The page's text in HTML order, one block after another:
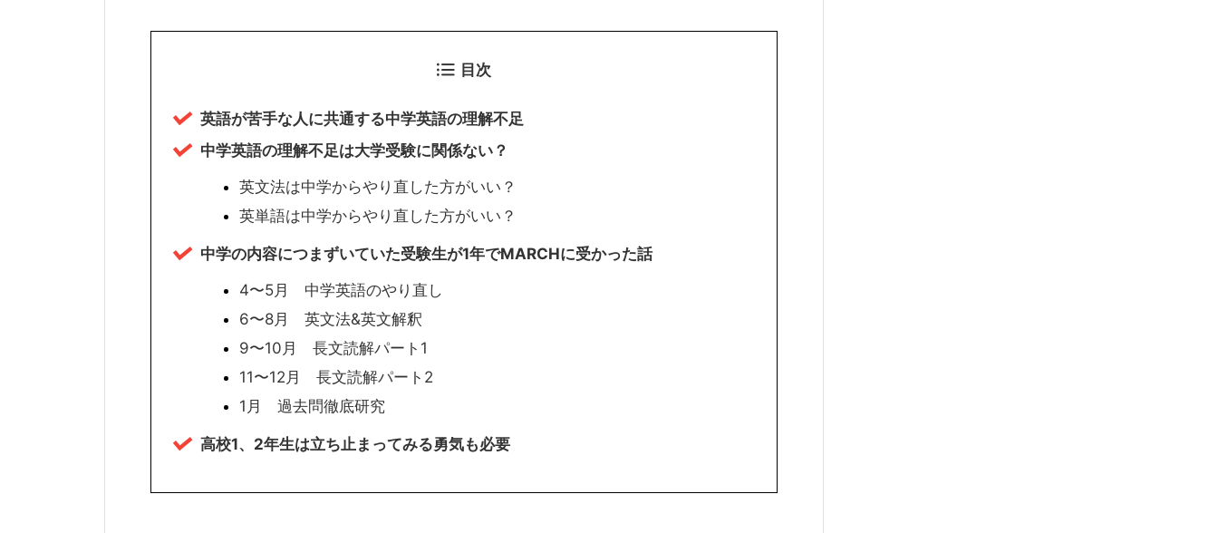
目次
英語が苦手な人に共通する中学英語の理解不足
中学英語の理解不足は大学受験に関係ない？
英文法は中学からやり直した方がいい？
英単語は中学からやり直した方がいい？
中学の内容につまずいていた受験生が1年でMARCHに受かった話
4〜5月 中学英語のやり直し
6〜8月 英文法&英文解釈
9〜10月 長文読解パート1
11〜12月 長文読解パート2
1月 過去問徹底研究
高校1、2年生は立ち止まってみる勇気も必要